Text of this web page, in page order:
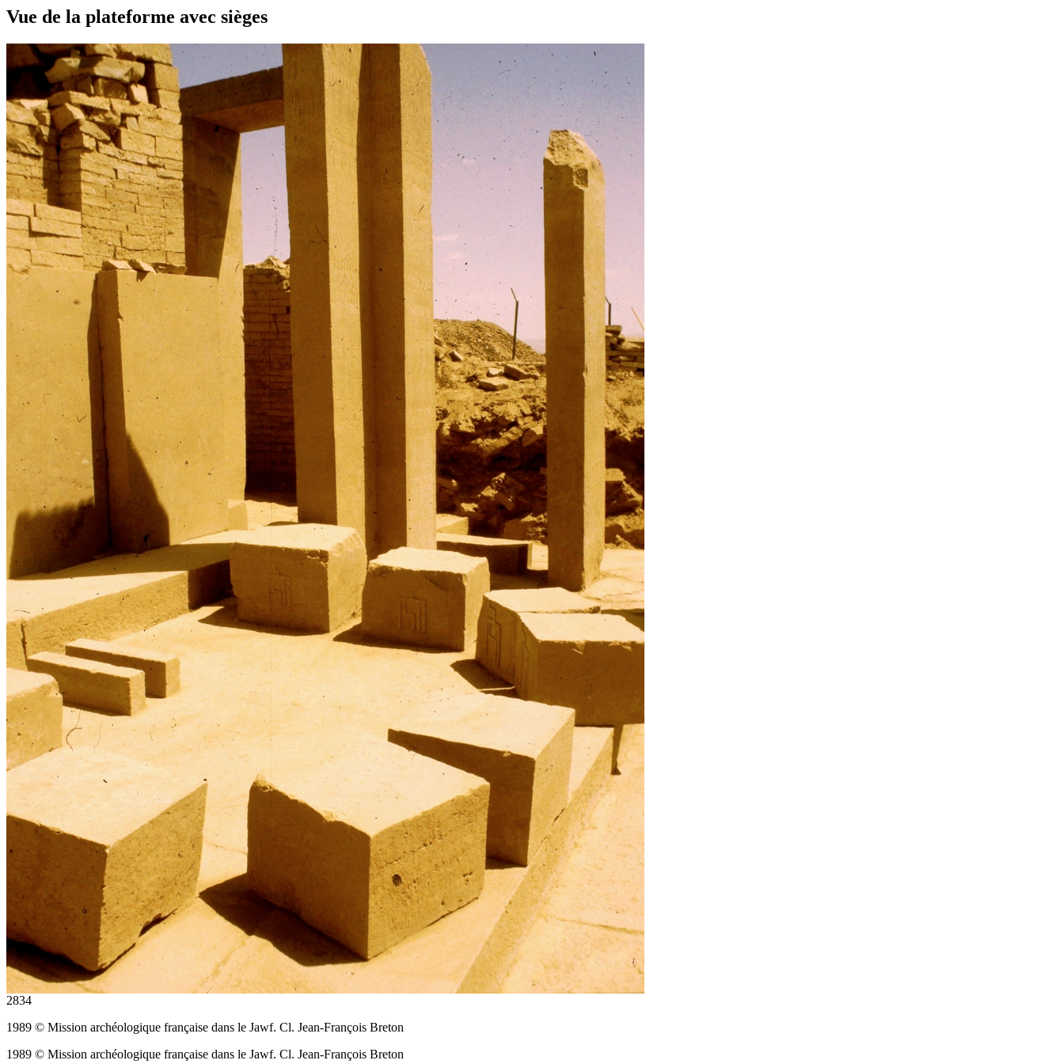
Vue de la plateforme avec sièges
2834
1989 © Mission archéologique française dans le Jawf. Cl. Jean-François Breton
1989 © Mission archéologique française dans le Jawf. Cl. Jean-François Breton